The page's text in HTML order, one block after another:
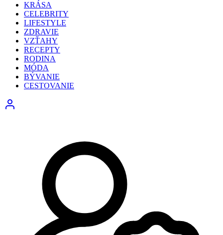
KRÁSA
CELEBRITY
LIFESTYLE
ZDRAVIE
VZŤAHY
RECEPTY
RODINA
MÓDA
BÝVANIE
CESTOVANIE